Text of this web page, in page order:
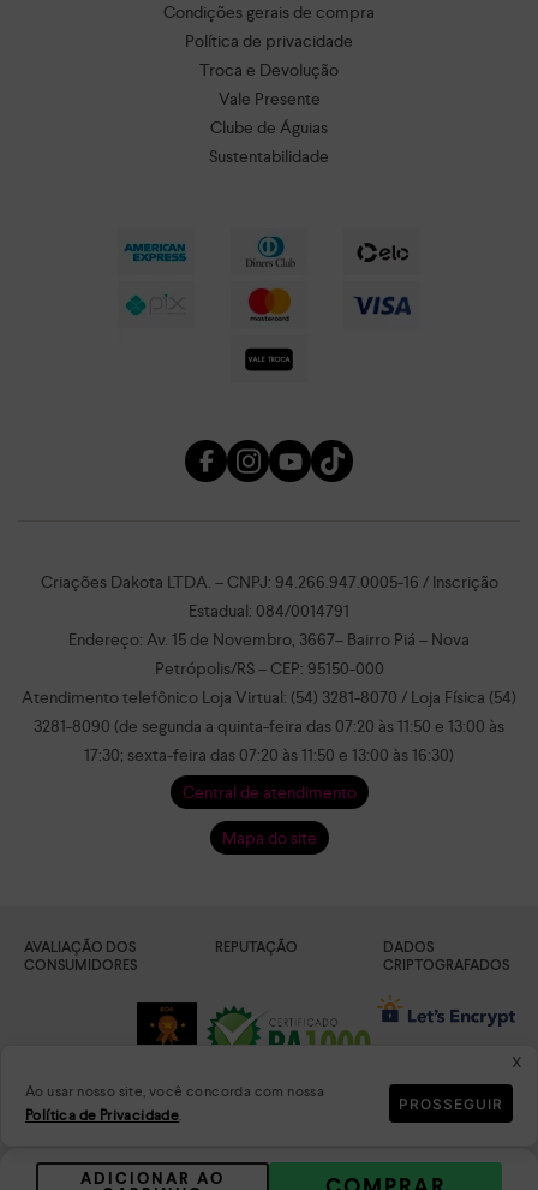
x
Ao usar nosso site, você concorda com nossa
Política de Privacidade.
PROSSEGUIR
ADICIONAR AO
Condições gerais de compra
Política de privacidade
Troca e Devolução
Vale Presente
Clube de Águias
Sustentabilidade
Criações Dakota LTDA. – CNPJ: 94.266.947.0005-16 / Inscrição
Estadual: 084/0014791
Endereço: Av. 15 de Novembro, 3667– Bairro Piá – Nova
Petrópolis/RS – CEP: 95150-000
Atendimento telefônico Loja Virtual: (54) 3281-8070 / Loja Física (54)
3281-8090 (de segunda a quinta-feira das 07:20 às 11:50 e 13:00 às
17:30; sexta-feira das 07:20 às 11:50 e 13:00 às 16:30)
Central de atendimento
Mapa do site
AVALIAÇÃO DOS
CONSUMIDORES
REPUTAÇÃO
DADOS
CRIPTOGRAFADOS